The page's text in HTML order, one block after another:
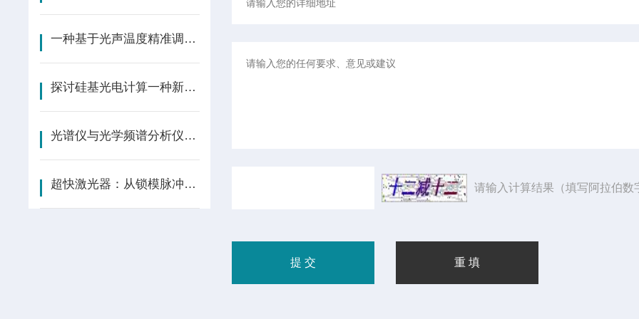
一种基于光声温度精准调控的光热治疗技术
探讨硅基光电计算一种新型计算体系
光谱仪与光学频谱分析仪：从棱镜分光到硅光子芯片集成
超快激光器：从锁模脉冲到啁啾脉冲放大的精密制造革命 请输入计算结果（填写阿拉伯数